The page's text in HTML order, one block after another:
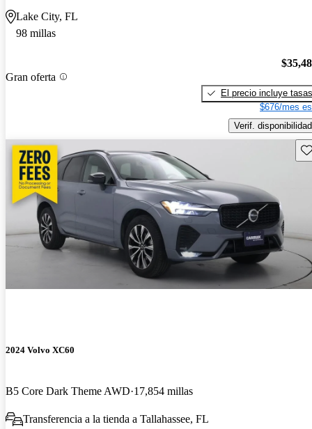
Lake City, FL
98 millas
Gran oferta
El precio incluye tasas
$676/mes
Verif. disponibilidad
2024 Volvo XC60
B5 Core Dark Theme AWD 17,854 millas
Transferencia a la tienda a Tallahassee, FL